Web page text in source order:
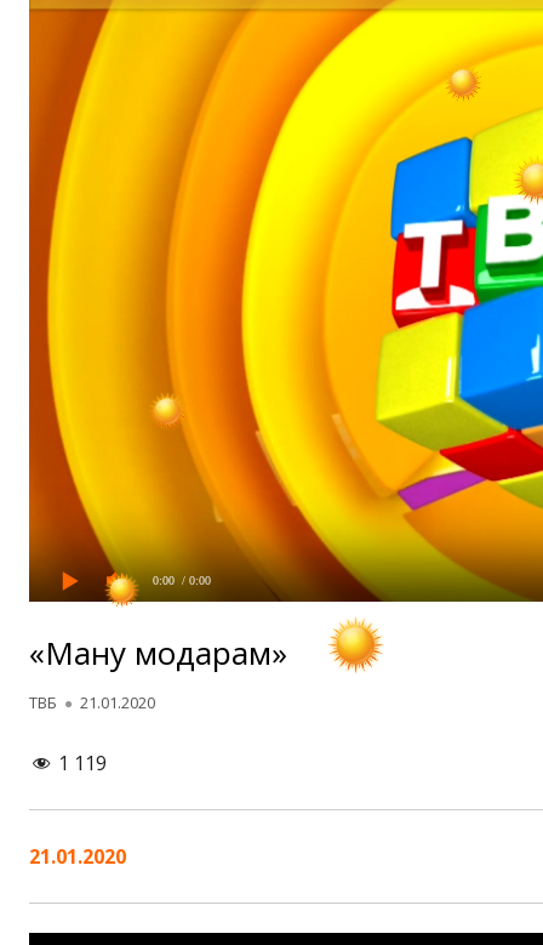
0:00 / 0:00
«Ману модарам»
Автор
ТВБ Опубликовано
21.01.2020
1 119
21.01.2020